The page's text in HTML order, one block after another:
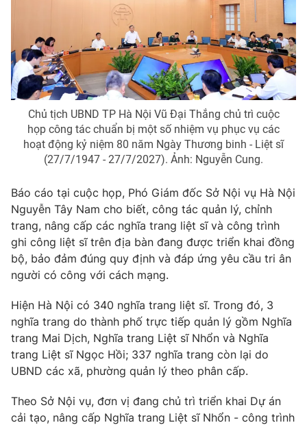
VTV Thể thao
VTV Sức khoẻ Bất động sản
Thị trường 24h Tấm lòng Việt
VTV4 Vươn mình bằng AI
VTV8
Liên hệ tòa soạn English
THỜI BÁO VTV
Theo dõi báo trên
Cơ quan chủ quản:Đài Truyền hình Việt Nam
Cơ quan báo chí:Thời báo VTV
Giấy phép hoạt động báo in và báo điện tử số 483/GP-BTTTT
cấp ngày 29/12/2023
Chủ tịch UBND TP Hà Nội Vũ Đại Thắng chủ trì cuộc
họp công tác chuẩn bị một số nhiệm vụ phục vụ các
hoạt động kỷ niệm 80 năm Ngày Thương binh - Liệt sĩ
(27/7/1947 - 27/7/2027). Ảnh: Nguyễn Cung.
Báo cáo tại cuộc họp, Phó Giám đốc Sở Nội vụ Hà Nội
Nguyễn Tây Nam cho biết, công tác quản lý, chỉnh
trang, nâng cấp các nghĩa trang liệt sĩ và công trình
ghi công liệt sĩ trên địa bàn đang được triển khai đồng
bộ, bảo đảm đúng quy định và đáp ứng yêu cầu tri ân
người có công với cách mạng.
Hiện Hà Nội có 340 nghĩa trang liệt sĩ. Trong đó, 3
nghĩa trang do thành phố trực tiếp quản lý gồm Nghĩa
trang Mai Dịch, Nghĩa trang Liệt sĩ Nhổn và Nghĩa
trang Liệt sĩ Ngọc Hồi; 337 nghĩa trang còn lại do
UBND các xã, phường quản lý theo phân cấp.
Theo Sở Nội vụ, đơn vị đang chủ trì triển khai Dự án
cải tạo, nâng cấp Nghĩa trang Liệt sĩ Nhổn - công trình